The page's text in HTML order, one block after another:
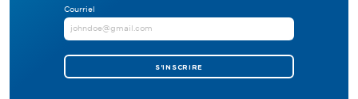
Courriel
S'INSCRIRE